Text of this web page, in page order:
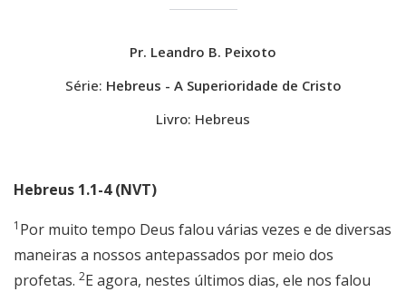
Pr. Leandro B. Peixoto
Série: Hebreus - A Superioridade de Cristo
Livro: Hebreus
Hebreus 1.1-4 (NVT)
1 Por muito tempo Deus falou várias vezes e de diversas
maneiras a nossos antepassados por meio dos
profetas. 2E agora, nestes últimos dias, ele nos falou